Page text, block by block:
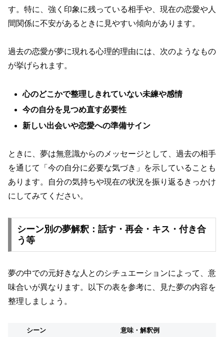
す。特に、強く印象に残っている相手や、現在の恋愛や人
間関係に不安があるときに見やすい傾向があります。
過去の恋愛が夢に現れる心理的理由には、次のようなもの
が挙げられます。
心のどこかで整理しきれていない未練や感情
今の自分を見つめ直す必要性
新しい出会いや恋愛への準備サイン
ときに、夢は無意識からのメッセージとして、過去の相手
を通じて「今の自分に必要な気づき」を示していることも
あります。自分の気持ちや現在の状況を振り返るきっかけ
にしてみてください。
シーン別の夢解釈：話す・再会・キス・付き合
う等
夢の中での元好きな人とのシチュエーションによって、意
味合いが異なります。以下の表を参考に、見た夢の内容を
整理しましょう。
シーン 意味・解釈例